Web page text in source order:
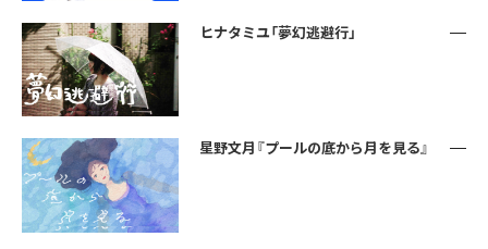
ヒナタミユ「夢幻逃避行」
星野文月『プールの底から月を見る』